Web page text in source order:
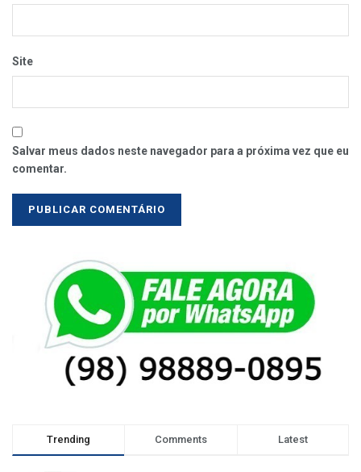
Site
Salvar meus dados neste navegador para a próxima vez que eu
comentar.
Trending Comments Latest